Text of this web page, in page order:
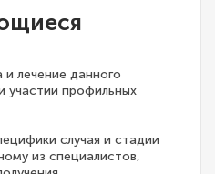
лечение данного
участии профильных
случая и стадии
из специалистов,